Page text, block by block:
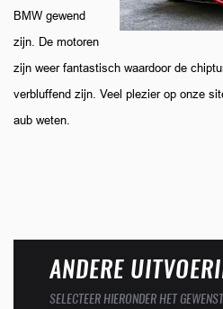
BMW gewend
zijn. De motoren
zijn weer fantastisch waardoor de
verbluffend zijn. Veel plezier op onze
aub weten.
ANDERE
SELECTEER HIERONDER HET